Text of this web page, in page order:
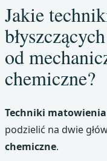
Jakie
od
chemiczne?
Techniki matowienia
podzielić na dwie
chemiczne.